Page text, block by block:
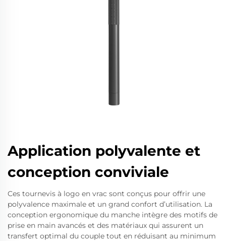
Application polyvalente et
conception conviviale
Ces tournevis à logo en vrac sont conçus pour offrir une
polyvalence maximale et un grand confort d’utilisation. La
conception ergonomique du manche intègre des motifs de
prise en main avancés et des matériaux qui assurent un
transfert optimal du couple tout en réduisant au minimum